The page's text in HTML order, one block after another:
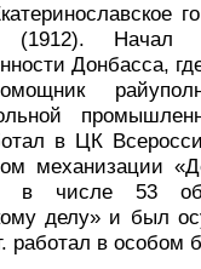
(1912). Начал
Донбасса,
в ЦК
механизации
в числе 53
делу» и был
работал в